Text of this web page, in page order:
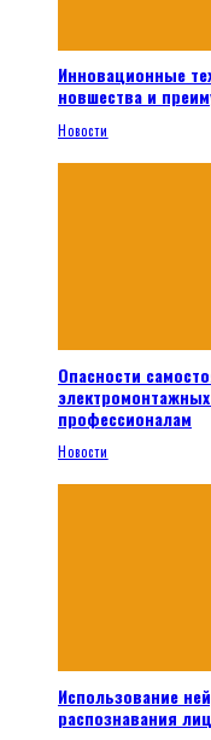
Инновационные
новшества и
Новости
Опасности
профессионалам
Новости
Использование
распознавания лиц